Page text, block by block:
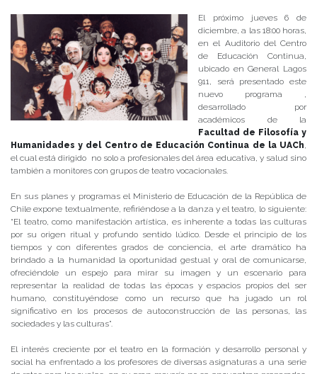
El próximo jueves 6 de
diciembre, a las 18:00 horas,
en el Auditorio del Centro
de Educación Continua,
ubicado en General Lagos
911, será presentado este
nuevo programa ,
desarrollado por
académicos de la
Facultad de Filosofía y
Humanidades y del Centro de Educación Continua de la UACh,
el cual está dirigido no solo a profesionales del área educativa, y salud sino
también a monitores con grupos de teatro vocacionales.
En sus planes y programas el Ministerio de Educación de la República de
Chile expone textualmente, refiriéndose a la danza y el teatro, lo siguiente:
“El teatro, como manifestación artística, es inherente a todas las culturas
por su origen ritual y profundo sentido lúdico. Desde el principio de los
tiempos y con diferentes grados de conciencia, el arte dramático ha
brindado a la humanidad la oportunidad gestual y oral de comunicarse,
ofreciéndole un espejo para mirar su imagen y un escenario para
representar la realidad de todas las épocas y espacios propios del ser
humano, constituyéndose como un recurso que ha jugado un rol
significativo en los procesos de autoconstrucción de las personas, las
sociedades y las culturas”.
El interés creciente por el teatro en la formación y desarrollo personal y
social ha enfrentado a los profesores de diversas asignaturas a una serie